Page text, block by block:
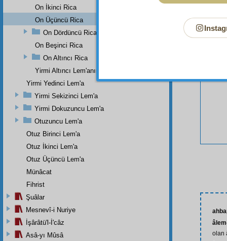
olan
On İkinci Rica
On Üçüncü Rica
On Dördüncü Rica
On Beşinci Rica
On Altıncı Rica
Yirmi Altıncı Lem'anın Zeyli
Yirmi Yedinci Lem'a
Yirmi Sekizinci Lem'a
Yirmi Dokuzuncu Lem'a
Otuzuncu Lem'a
Otuz Birinci Lem'a
Otuz İkinci Lem'a
Otuz Üçüncü Lem'a
Münâcat
Fihrist
Şuâlar
Mesnevî-i Nuriye
İşârâtü'l-İ'câz
Asâ-yı Mûsâ